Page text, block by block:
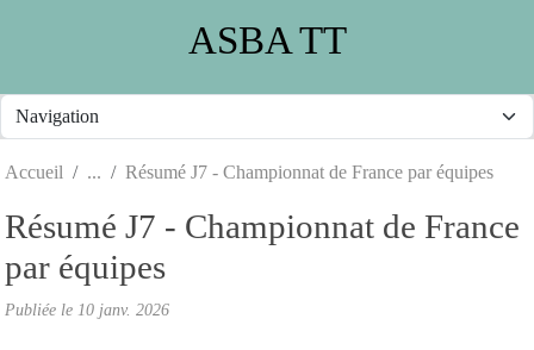
ASBA TT
Accueil Résumé J7 - Championnat de France par équipes
Résumé J7 - Championnat de France
par équipes
Publiée le 10 janv. 2026